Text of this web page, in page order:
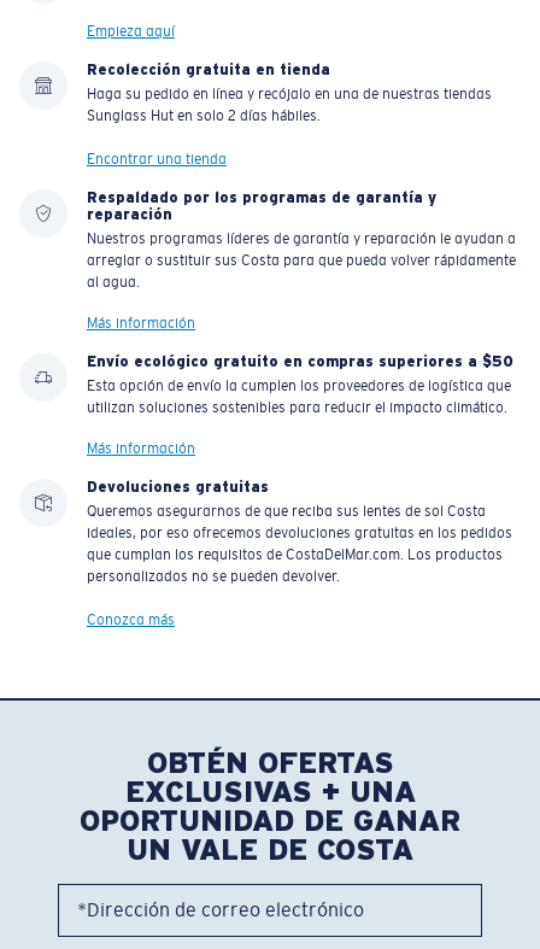
Empieza aquí
Recolección gratuita en tienda
Haga su pedido en línea y recójalo en una de nuestras tiendas
Sunglass Hut en solo 2 días hábiles.
Encontrar una tienda
Respaldado por los programas de garantía y
reparación
Nuestros programas líderes de garantía y reparación le ayudan a
arreglar o sustituir sus Costa para que pueda volver rápidamente
al agua.
Más información
Envío ecológico gratuito en compras superiores a $50
Esta opción de envío la cumplen los proveedores de logística que
utilizan soluciones sostenibles para reducir el impacto climático.
Más información
Devoluciones gratuitas
Queremos asegurarnos de que reciba sus lentes de sol Costa
ideales, por eso ofrecemos devoluciones gratuitas en los pedidos
que cumplan los requisitos de CostaDelMar.com. Los productos
personalizados no se pueden devolver.
Conozca más
OBTÉN OFERTAS
EXCLUSIVAS + UNA
OPORTUNIDAD DE GANAR
UN VALE DE COSTA
*Dirección de correo electrónico